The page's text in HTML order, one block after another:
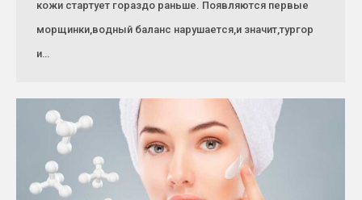
кожи стартует гораздо раньше. Появляются первые
морщинки,водный баланс нарушается,и значит,тургор
и…